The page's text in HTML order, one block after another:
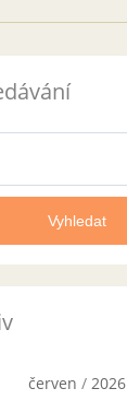
červen / 2026